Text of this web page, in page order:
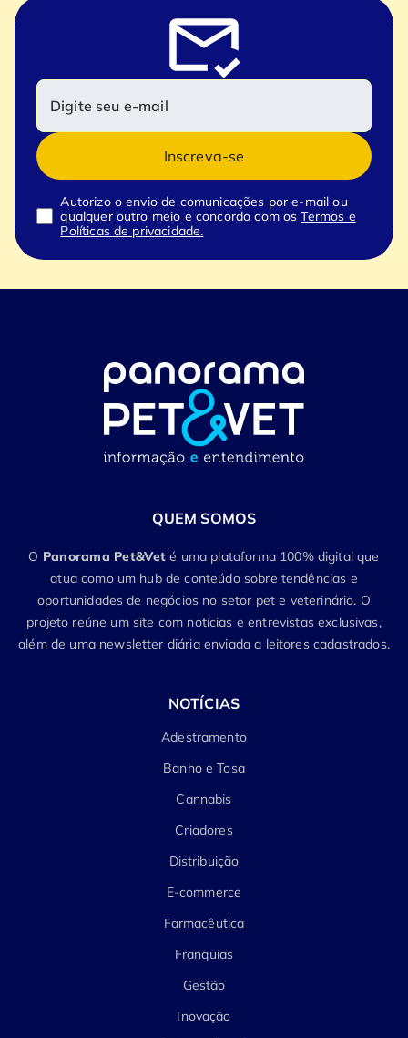
Inscreva-se
Autorizo o envio de comunicações por e-mail ou
qualquer outro meio e concordo com osTermos e
Políticas de privacidade.
QUEM SOMOS
O Panorama Pet&Vet é uma plataforma 100% digital que
atua como um hub de conteúdo sobre tendências e
oportunidades de negócios no setor pet e veterinário. O
projeto reúne um site com notícias e entrevistas exclusivas,
além de uma newsletter diária enviada a leitores cadastrados.
NOTÍCIAS
Adestramento
Banho e Tosa
Cannabis
Criadores
Distribuição
E-commerce
Farmacêutica
Franquias
Gestão
Inovação